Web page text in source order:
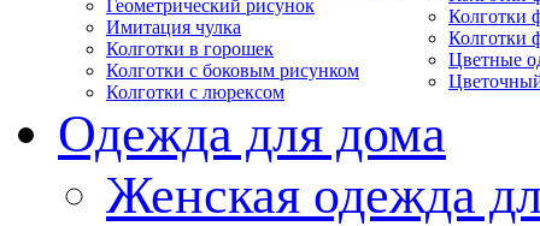
Геометрический рисунок
Имитация чулка
Колготки в горошек
Колготки с боковым рисунком
Колготки с люрексом
Колготки
Колготки
Цветные
Одежда для дома
Женская одежда